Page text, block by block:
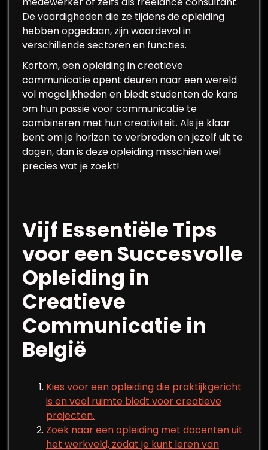
De vaardigheden die ze tijdens de opleiding
hebben opgedaan, zijn waardevol in
verschillende sectoren en functies.
Kortom, een opleiding in creatieve
communicatie opent deuren naar een wereld
vol mogelijkheden en biedt studenten de kans
om hun passie voor communicatie te
combineren met hun creativiteit. Als je klaar
bent om je horizon te verbreden en jezelf uit te
dagen, dan is deze opleiding misschien wel
precies wat je zoekt!
Vijf Essentiële Tips
voor een Succesvolle
Opleiding in
Creatieve
Communicatie in
België
Kies voor een opleiding die praktijkgericht
is en veel ruimte biedt voor creatieve
projecten.
Zoek naar een opleiding met docenten uit
het werkveld, zodat je kunt leren van